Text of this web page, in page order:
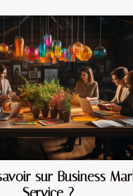
sur Business